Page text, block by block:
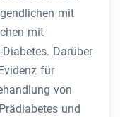
mit
mit
Darüber
für
von
und